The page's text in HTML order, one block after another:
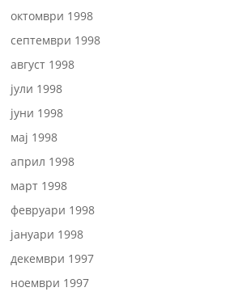
октомври 1998
септември 1998
август 1998
јули 1998
јуни 1998
мај 1998
април 1998
март 1998
февруари 1998
јануари 1998
декември 1997
ноември 1997